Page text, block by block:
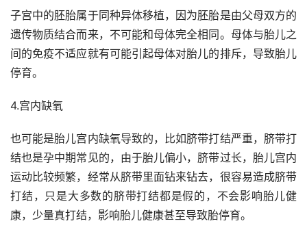
子宫中的胚胎属于同种异体移植，因为胚胎是由父母双方的
遗传物质结合而来，不可能和母体完全相同。母体与胎儿之
间的免疫不适应就有可能引起母体对胎儿的排斥，导致胎儿
停育。
4.宫内缺氧
也可能是胎儿宫内缺氧导致的，比如脐带打结严重，脐带打
结也是孕中期常见的，由于胎儿偏小，脐带过长，胎儿宫内
运动比较频繁，经常从脐带里面钻来钻去，很容易造成脐带
打结，只是大多数的脐带打结都是假的，不会影响胎儿健
康，少量真打结，影响胎儿健康甚至导致胎停育。